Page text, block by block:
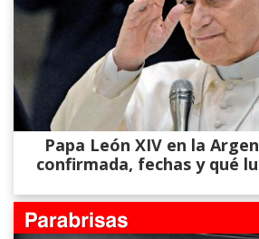
Papa León XIV en la
confirmada, fechas y qué